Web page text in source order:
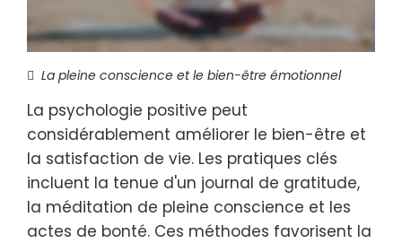
La pleine conscience et le bien-être émotionnel
La psychologie positive peut
considérablement améliorer le bien-être et
la satisfaction de vie. Les pratiques clés
incluent la tenue d'un journal de gratitude,
la méditation de pleine conscience et les
actes de bonté. Ces méthodes favorisent la